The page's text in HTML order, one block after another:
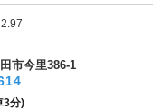
5つ星のうち2.5
2.97
市今里386-1
3分)